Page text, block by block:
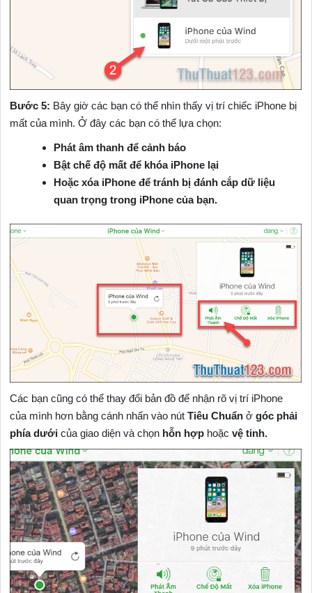
Bước 5: Bây giờ các bạn có thể nhìn thấy vị trí chiếc iPhone bị
mất của mình. Ở đây các bạn có thể lựa chọn:
Phát âm thanh để cảnh báo
Bật chế độ mất để khóa iPhone lại
Hoặc xóa iPhone để tránh bị đánh cắp dữ liệu
quan trọng trong iPhone của bạn.
Các bạn cũng có thể thay đổi bản đồ để nhận rõ vị trí iPhone
của mình hơn bằng cánh nhấn vào nútTiêu Chuẩn ởgóc phải
phía dưới của giao diện và chọn hỗn hợp hoặcvệ tinh.